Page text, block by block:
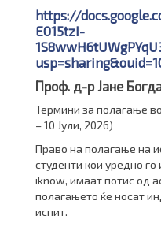
https://
E015tzI-
Проф. д-р Јане
Термини за полагање во
– 10 Јули, 2026)
Право на полагање на
студенти кои уредно
iknow, имаат потис од
полагањето ќе носат
испит.